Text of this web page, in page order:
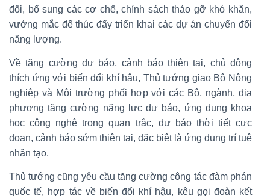
đổi, bổ sung các cơ chế, chính sách tháo gỡ khó khăn,
vướng mắc để thúc đẩy triển khai các dự án chuyển đổi
năng lượng.
Về tăng cường dự báo, cảnh báo thiên tai, chủ động
thích ứng với biến đổi khí hậu, Thủ tướng giao Bộ Nông
nghiệp và Môi trường phối hợp với các Bộ, ngành, địa
phương tăng cường năng lực dự báo, ứng dụng khoa
học công nghệ trong quan trắc, dự báo thời tiết cực
đoan, cảnh báo sớm thiên tai, đặc biệt là ứng dụng trí tuệ
nhân tạo.
Thủ tướng cũng yêu cầu tăng cường công tác đàm phán
quốc tế, hợp tác về biến đổi khí hậu, kêu gọi đoàn kết